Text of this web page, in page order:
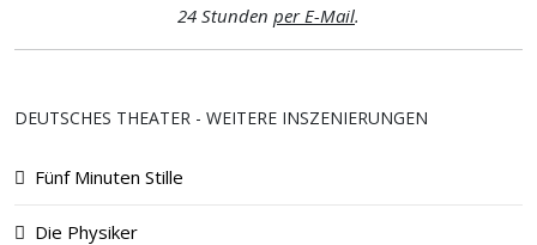
24 Stunden per E-Mail.
DEUTSCHES THEATER - WEITERE INSZENIERUNGEN
Fünf Minuten Stille
Die Physiker